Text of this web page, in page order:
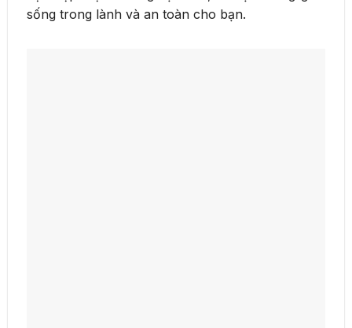
sống trong lành và an toàn cho bạn.